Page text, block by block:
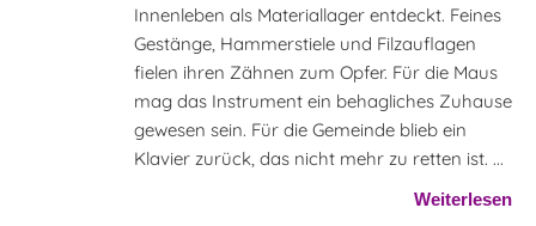
Innenleben als Materiallager entdeckt. Feines
Gestänge, Hammerstiele und Filzauflagen
fielen ihren Zähnen zum Opfer. Für die Maus
mag das Instrument ein behagliches Zuhause
gewesen sein. Für die Gemeinde blieb ein
Klavier zurück, das nicht mehr zu retten ist. ...
Weiterlesen